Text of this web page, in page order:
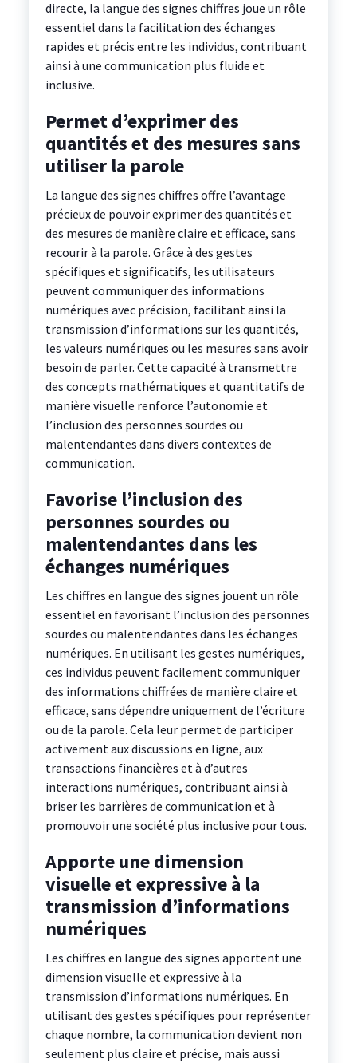
directe, la langue des signes chiffres joue un rôle
essentiel dans la facilitation des échanges
rapides et précis entre les individus, contribuant
ainsi à une communication plus fluide et
inclusive.
Permet d’exprimer des
quantités et des mesures sans
utiliser la parole
La langue des signes chiffres offre l’avantage
précieux de pouvoir exprimer des quantités et
des mesures de manière claire et efficace, sans
recourir à la parole. Grâce à des gestes
spécifiques et significatifs, les utilisateurs
peuvent communiquer des informations
numériques avec précision, facilitant ainsi la
transmission d’informations sur les quantités,
les valeurs numériques ou les mesures sans avoir
besoin de parler. Cette capacité à transmettre
des concepts mathématiques et quantitatifs de
manière visuelle renforce l’autonomie et
l’inclusion des personnes sourdes ou
malentendantes dans divers contextes de
communication.
Favorise l’inclusion des
personnes sourdes ou
malentendantes dans les
échanges numériques
Les chiffres en langue des signes jouent un rôle
essentiel en favorisant l’inclusion des personnes
sourdes ou malentendantes dans les échanges
numériques. En utilisant les gestes numériques,
ces individus peuvent facilement communiquer
des informations chiffrées de manière claire et
efficace, sans dépendre uniquement de l’écriture
ou de la parole. Cela leur permet de participer
activement aux discussions en ligne, aux
transactions financières et à d’autres
interactions numériques, contribuant ainsi à
briser les barrières de communication et à
promouvoir une société plus inclusive pour tous.
Apporte une dimension
visuelle et expressive à la
transmission d’informations
numériques
Les chiffres en langue des signes apportent une
dimension visuelle et expressive à la
transmission d’informations numériques. En
utilisant des gestes spécifiques pour représenter
chaque nombre, la communication devient non
seulement plus claire et précise, mais aussi